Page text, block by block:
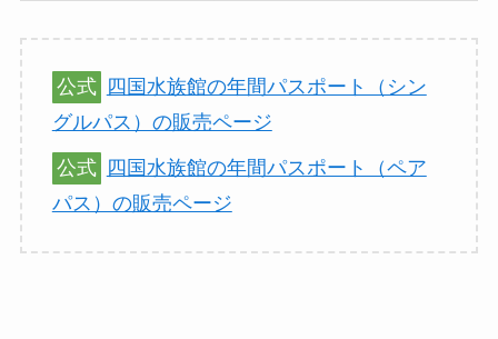
公式
四国水族館の年間パスポート（シン
グルパス）の販売ページ
公式
四国水族館の年間パスポート（ペア
パス）の販売ページ